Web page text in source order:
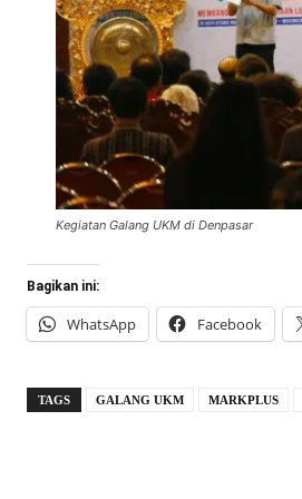
Kegiatan Galang UKM di Denpasar
Bagikan ini:
WhatsApp Facebook
TAGS GALANG UKM MARKPLUS